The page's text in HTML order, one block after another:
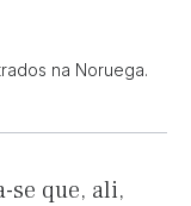
na Noruega.
se que, ali,